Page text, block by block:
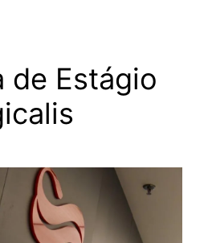
de Estágio